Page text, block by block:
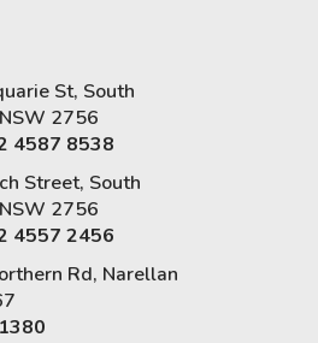
St, South
2756
4587 8538
Street, South
2756
4557 2456
Rd, Narellan